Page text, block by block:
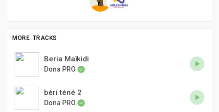
MORE TRACKS
Beria Maïkidi
Dona PRO
béri téné 2
Dona PRO